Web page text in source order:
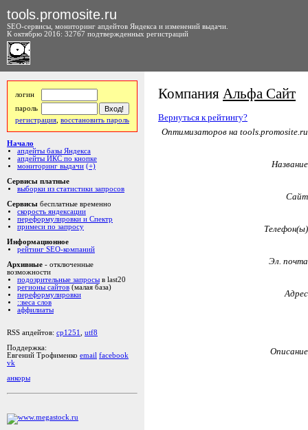
tools.promosite.ru
SEO-сервисы, мониторинг апдейтов Яндекса и изменений выдачи.
К октябрю 2016: 32767 подтвержденных регистраций
логин
пароль
регистрация восстановить пароль
Начало
апдейты базы Яндекса
апдейты ИКС по кнопке
мониторинг выдачи (+)
Сервисы платные
выборки из статистики запросов
Сервисы бесплатные временно
скорость яндексации
переформулировки и Спектр
примеси по запросу
Информационное
рейтинг SEO-компаний
Архивные - отключенные
возможности
подозрительные запросы в last20
регионы сайтов (малая база)
переформулировки
::веса слов
аффилиаты
RSS апдейтов: cp1251
utf8
Поддержка:
Евгений Трофименко email facebook
vk
анкоры
Компания Альфа Сайт
Вернуться к рейтингу?
Оптимизаторов на tools.promosite.ru
Название
Сайт
Телефон(ы)
Эл. почта
Адрес
Описание